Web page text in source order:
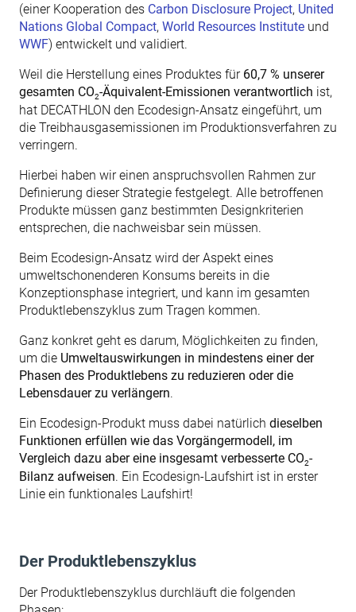
(einer Kooperation des Carbon Disclosure Project, United
Nations Global Compact, World Resources Institute und
WWF) entwickelt und validiert.
Weil die Herstellung eines Produktes für 60,7 % unserer
gesamten CO2-Äquivalent-Emissionen verantwortlich ist,
hat DECATHLON den Ecodesign-Ansatz eingeführt, um
die Treibhausgasemissionen im Produktionsverfahren zu
verringern.
Hierbei haben wir einen anspruchsvollen Rahmen zur
Definierung dieser Strategie festgelegt. Alle betroffenen
Produkte müssen ganz bestimmten Designkriterien
entsprechen, die nachweisbar sein müssen.
Beim Ecodesign-Ansatz wird der Aspekt eines
umweltschonenderen Konsums bereits in die
Konzeptionsphase integriert, und kann im gesamten
Produktlebenszyklus zum Tragen kommen.
Ganz konkret geht es darum, Möglichkeiten zu finden,
um die Umweltauswirkungen in mindestens einer der
Phasen des Produktlebens zu reduzieren oder die
Lebensdauer zu verlängern.
Ein Ecodesign-Produkt muss dabei natürlich dieselben
Funktionen erfüllen wie das Vorgängermodell, im
Vergleich dazu aber eine insgesamt verbesserte CO2-
Bilanz aufweisen. Ein Ecodesign-Laufshirt ist in erster
Linie ein funktionales Laufshirt!
Der Produktlebenszyklus
Der Produktlebenszyklus durchläuft die folgenden